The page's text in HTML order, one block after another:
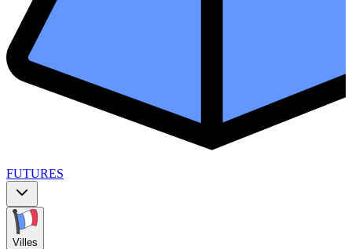
FUTURES
Villes